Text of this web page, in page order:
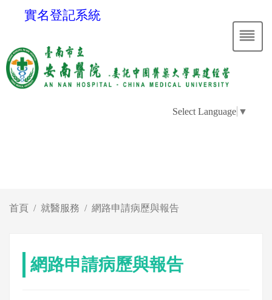
實名登記系統
Select Language ▼
首頁 就醫服務 網路申請病歷與報告
網路申請病歷與報告